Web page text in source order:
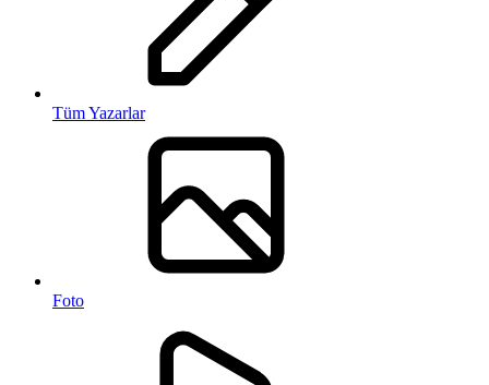
Tüm Yazarlar
Foto